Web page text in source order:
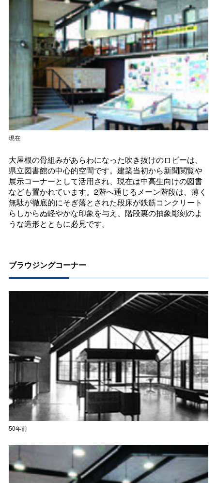
現在
大屋根の骨組みがあらわになった吹き抜けのロビーは、
県立図書館の中心的空間です。建築当初から新聞閲覧や
展示コーナーとして活用され、現在は中高生向けの図書
なども置かれています。2階へ通じるメーン階段は、薄く
無駄が徹底的にそぎ落とされた段床が鉄筋コンクリート
らしからぬ軽やかな印象を与え、階段裏の抽象彫刻のよ
うな造形とともに必見です。
ブラウジングコーナー
50年前